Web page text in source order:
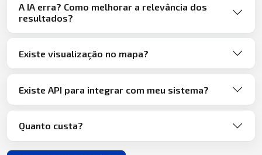
A IA erra? Como melhorar a relevância dos
resultados?
Existe visualização no mapa?
Existe API para integrar com meu sistema?
Quanto custa?